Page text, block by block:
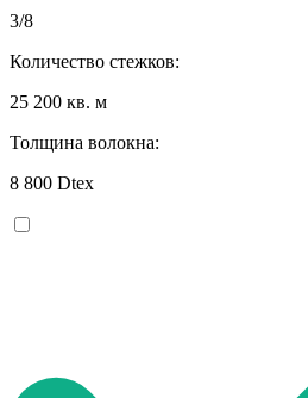
3/8
Количество стежков:
25 200 кв. м
Толщина волокна:
8 800 Dtex